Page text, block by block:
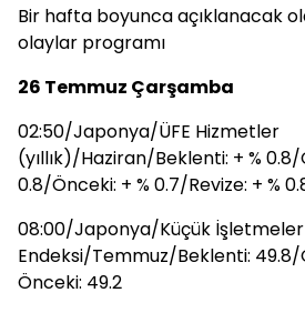
Bir hafta boyunca açıklanacak
olaylar programı
26 Temmuz Çarşamba
02:50/Japonya/ÜFE Hizmetler
(yıllık)/Haziran/Beklenti: + %
0.8/Önceki: + % 0.7/Revize: + %
08:00/Japonya/Küçük
Endeksi/Temmuz/Beklenti:
Önceki: 49.2